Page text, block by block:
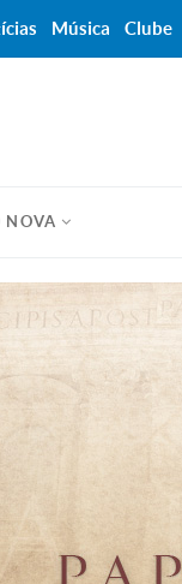
NOVA
Música Clube